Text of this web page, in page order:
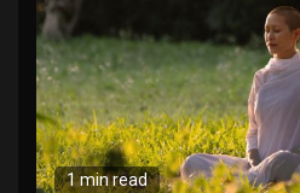
1 min read